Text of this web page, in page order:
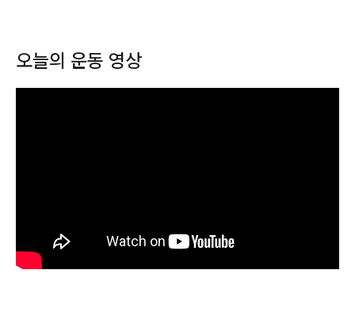
오늘의 운동 영상